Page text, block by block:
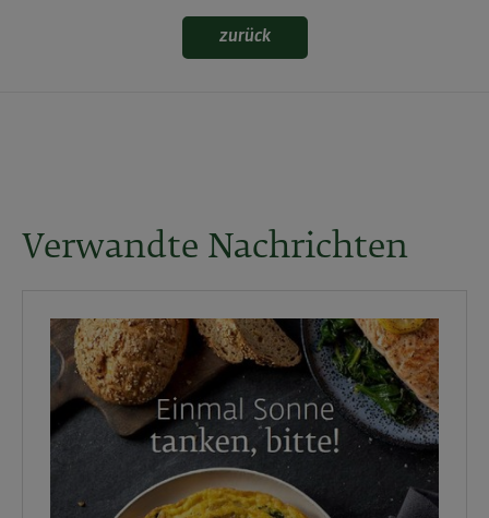
zurück
Verwandte Nachrichten